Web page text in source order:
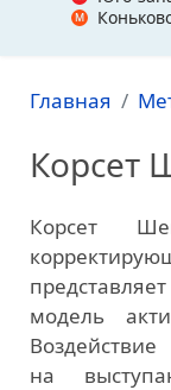
Главная
Корсет
Корсет
модель
на